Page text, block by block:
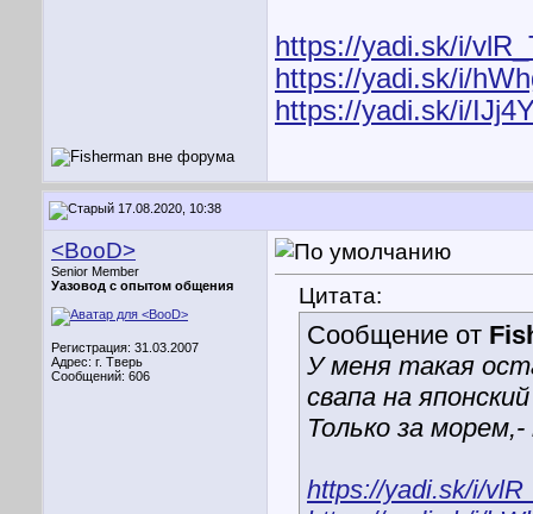
https://yadi.sk/i/
https://yadi.sk/i/
https://yadi.sk/i/
17.08.2020, 10:38
<BooD>
Senior Member
Уазовод с опытом общения
Регистрация: 31.03.2007
Адрес: г. Тверь
Сообщений: 606
Цитата:
Сообщение от
У меня такая
свапа на
Только за
https://yadi.sk/i/